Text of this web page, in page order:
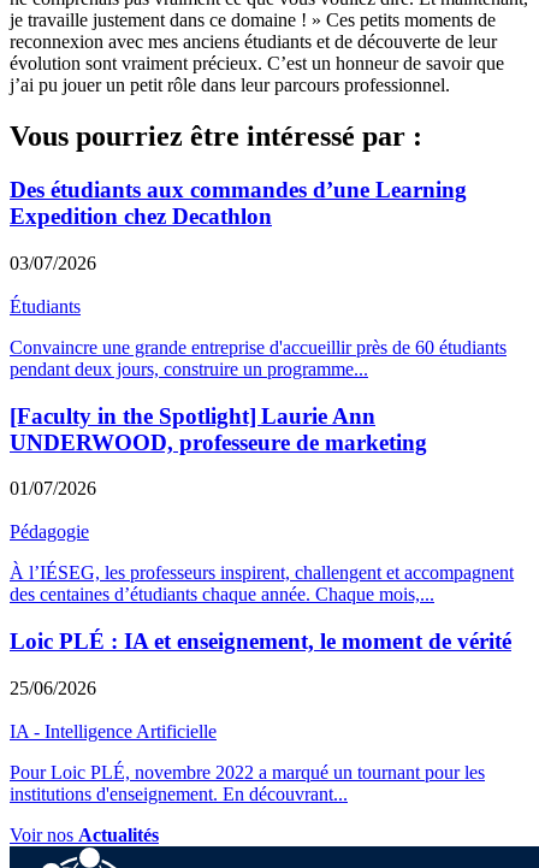
je travaille justement dans ce domaine ! » Ces petits moments de
reconnexion avec mes anciens étudiants et de découverte de leur
évolution sont vraiment précieux. C’est un honneur de savoir que
j’ai pu jouer un petit rôle dans leur parcours professionnel.
Vous pourriez être intéressé par :
Des étudiants aux commandes d’une Learning
Expedition chez Decathlon
03/07/2026
Étudiants
Convaincre une grande entreprise d'accueillir près de 60 étudiants
pendant deux jours, construire un programme...
[Faculty in the Spotlight] Laurie Ann
UNDERWOOD, professeure de marketing
01/07/2026
Pédagogie
À l’IÉSEG, les professeurs inspirent, challengent et accompagnent
des centaines d’étudiants chaque année. Chaque mois,...
Loic PLÉ : IA et enseignement, le moment de vérité
25/06/2026
IA - Intelligence Artificielle
Pour Loic PLÉ, novembre 2022 a marqué un tournant pour les
institutions d'enseignement. En découvrant...
Voir nos Actualités